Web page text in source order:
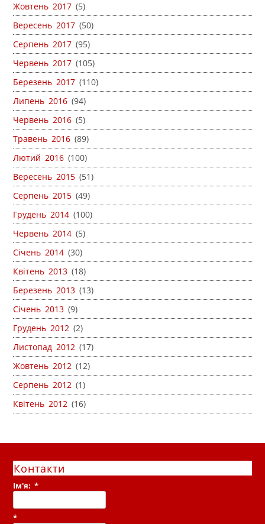
Жовтень 2017 (5)
Вересень 2017 (50)
Серпень 2017 (95)
Червень 2017 (105)
Березень 2017 (110)
Липень 2016 (94)
Червень 2016 (5)
Травень 2016 (89)
Лютий 2016 (100)
Вересень 2015 (51)
Серпень 2015 (49)
Грудень 2014 (100)
Червень 2014 (5)
Січень 2014 (30)
Квітень 2013 (18)
Березень 2013 (13)
Січень 2013 (9)
Грудень 2012 (2)
Листопад 2012 (17)
Жовтень 2012 (12)
Серпень 2012 (1)
Квітень 2012 (16)
Контакти
Ім'я:*
*